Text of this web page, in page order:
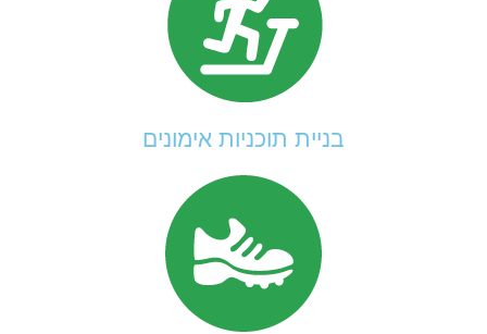
בניית תוכניות אימונים